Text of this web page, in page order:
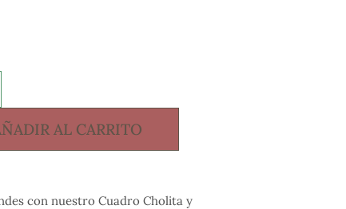
AL CARRITO
con nuestro Cuadro Cholita y